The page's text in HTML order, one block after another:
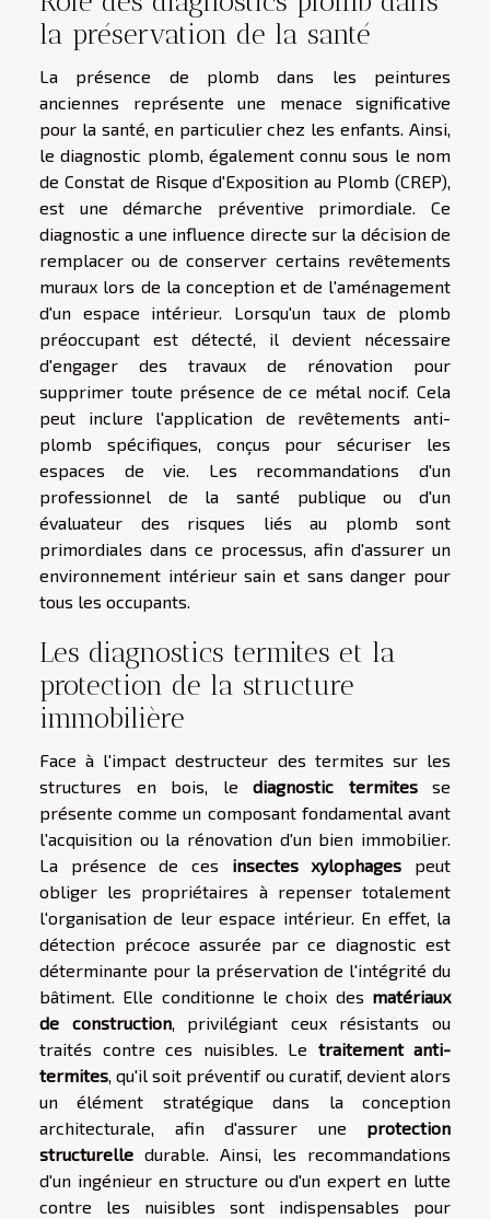
la préservation de la santé
La présence de plomb dans les peintures
anciennes représente une menace significative
pour la santé, en particulier chez les enfants. Ainsi,
le diagnostic plomb, également connu sous le nom
de Constat de Risque d'Exposition au Plomb (CREP),
est une démarche préventive primordiale. Ce
diagnostic a une influence directe sur la décision de
remplacer ou de conserver certains revêtements
muraux lors de la conception et de l'aménagement
d'un espace intérieur. Lorsqu'un taux de plomb
préoccupant est détecté, il devient nécessaire
d'engager des travaux de rénovation pour
supprimer toute présence de ce métal nocif. Cela
peut inclure l'application de revêtements anti-
plomb spécifiques, conçus pour sécuriser les
espaces de vie. Les recommandations d'un
professionnel de la santé publique ou d'un
évaluateur des risques liés au plomb sont
primordiales dans ce processus, afin d'assurer un
environnement intérieur sain et sans danger pour
tous les occupants.
Les diagnostics termites et la
protection de la structure
immobilière
Face à l'impact destructeur des termites sur les
structures en bois, le diagnostic termitesse
présente comme un composant fondamental avant
l'acquisition ou la rénovation d'un bien immobilier.
La présence de ces insectes xylophages peut
obliger les propriétaires à repenser totalement
l'organisation de leur espace intérieur. En effet, la
détection précoce assurée par ce diagnostic est
déterminante pour la préservation de l'intégrité du
bâtiment. Elle conditionne le choix des matériaux
de construction, privilégiant ceux résistants ou
traités contre ces nuisibles. Le traitement anti-
termites, qu'il soit préventif ou curatif, devient alors
un élément stratégique dans la conception
architecturale, afin d'assurer une protection
structurelle durable. Ainsi, les recommandations
d'un ingénieur en structure ou d'un expert en lutte
contre les nuisibles sont indispensables pour